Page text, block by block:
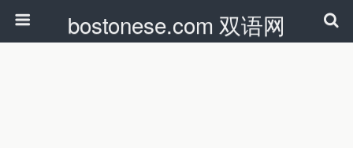
bostonese.com 双语网